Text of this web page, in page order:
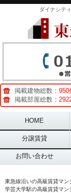
ダイナシテ
掲載建物総数： 950
掲載部屋総数：
Main menu
HOME
分譲賃貸
お問い合わせ
東急線沿いの高級賃貸マン
学芸大学駅の高級賃貸マン